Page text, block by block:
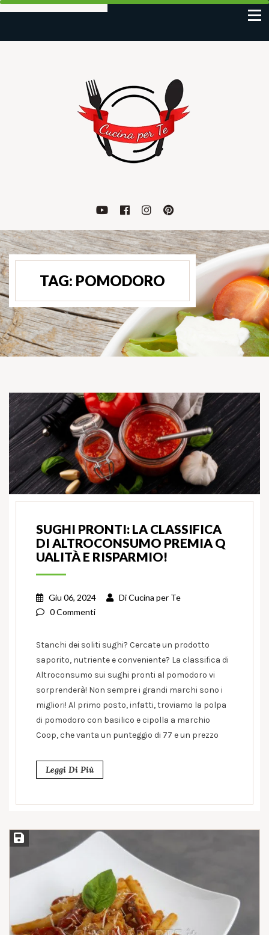
TAG: POMODORO
SUGHI PRONTI: LA CLASSIFICA
DI ALTROCONSUMO PREMIA Q
UALITÀ E RISPARMIO!
Giu 06, 2024 DiCucina per Te
0 Commenti
Stanchi dei soliti sughi? Cercate un prodotto
saporito, nutriente e conveniente? La classifica di
Altroconsumo sui sughi pronti al pomodoro vi
sorprenderà! Non sempre i grandi marchi sono i
migliori! Al primo posto, infatti, troviamo la polpa
di pomodoro con basilico e cipolla a marchio
Coop, che vanta un punteggio di 77 e un prezzo
Leggi Di Più
Salva ricetta